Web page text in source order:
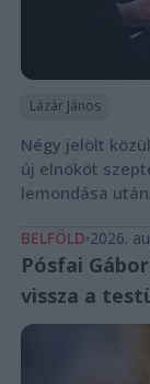
Lázár János
Négy jelölt
új elnököt
lemondása után.
BELFÖLD 2026.
Pósfai
vissza a